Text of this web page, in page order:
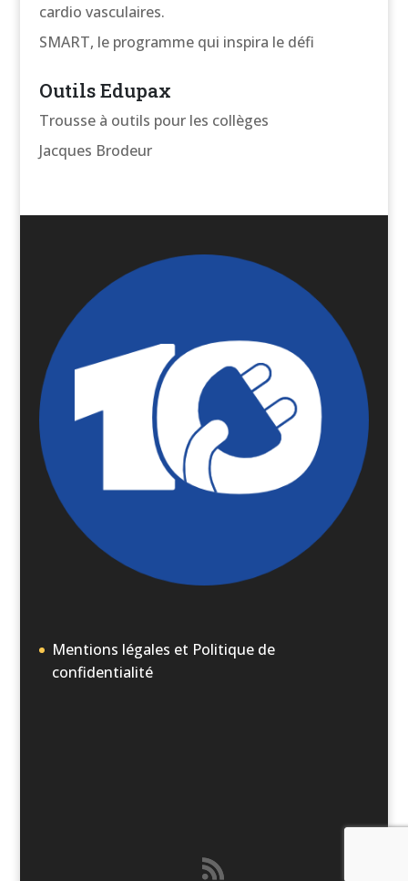
cardio vasculaires.
SMART, le programme qui inspira le défi
Outils Edupax
Trousse à outils pour les collèges
Jacques Brodeur
Mentions légales et Politique de
confidentialité